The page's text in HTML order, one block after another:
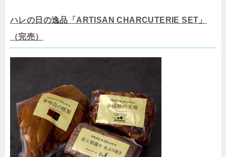
ハレの日の逸品「ARTISAN CHARCUTERIE SET」
（完売）